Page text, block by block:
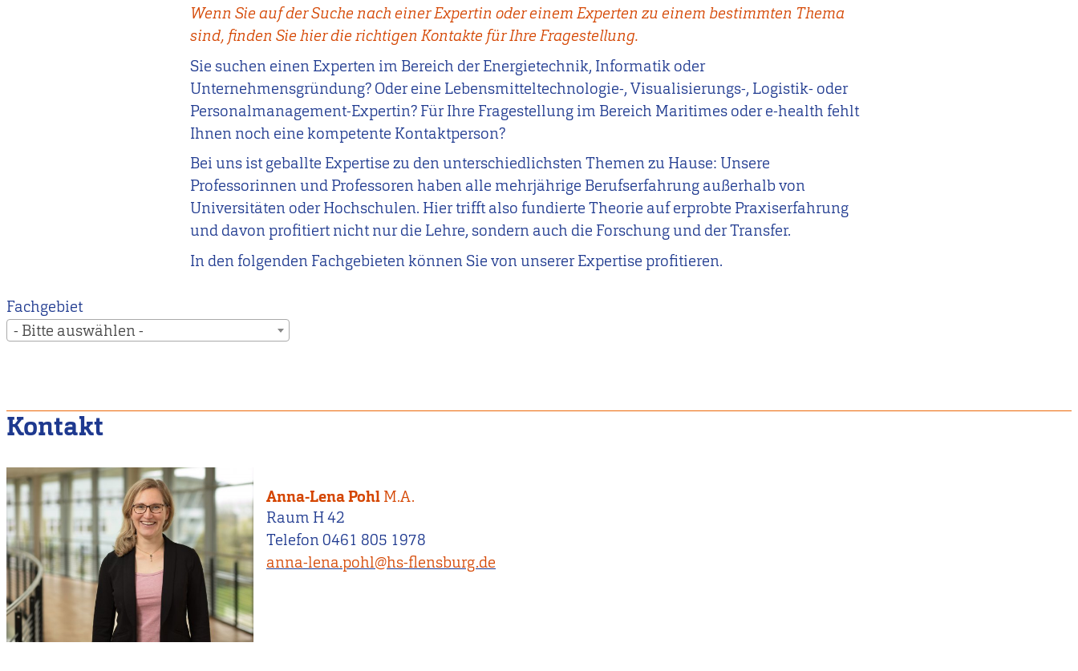
Wenn Sie auf der Suche nach einer Expertin oder einem Experten zu einem bestimmten Thema
sind, finden Sie hier die richtigen Kontakte für Ihre Fragestellung.
Sie suchen einen Experten im Bereich der Energietechnik, Informatik oder
Unternehmensgründung? Oder eine Lebensmitteltechnologie-, Visualisierungs-, Logistik- oder
Personalmanagement-Expertin? Für Ihre Fragestellung im Bereich Maritimes oder e-health fehlt
Ihnen noch eine kompetente Kontaktperson?
Bei uns ist geballte Expertise zu den unterschiedlichsten Themen zu Hause: Unsere
Professorinnen und Professoren haben alle mehrjährige Berufserfahrung außerhalb von
Universitäten oder Hochschulen. Hier trifft also fundierte Theorie auf erprobte Praxiserfahrung
und davon profitiert nicht nur die Lehre, sondern auch die Forschung und der Transfer.
In den folgenden Fachgebieten können Sie von unserer Expertise profitieren.
Fachgebiet
- Bitte auswählen -
Kontakt
Anna-Lena Pohl M.A.
Raum H 42
Telefon 0461 805 1978
anna-lena.pohl@hs-flensburg.de